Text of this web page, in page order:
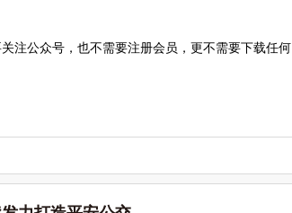
注公众号，也不需要注册会员，更不需要下载任何